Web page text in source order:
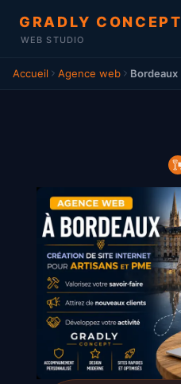
GRADLY CONCEPT
WEB STUDIO
Accueil Agence web Bordeaux